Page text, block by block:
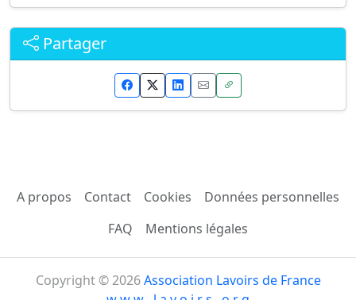
Partager
A propos Contact Cookies
Données personnelles
FAQ
Mentions légales
Copyright © 2026Association Lavoirs de France